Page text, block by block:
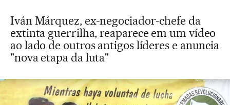
Iván Márquez, ex-negociador-chefe da
extinta guerrilha, reaparece em um vídeo
ao lado de outros antigos líderes e anuncia
"nova etapa da luta"